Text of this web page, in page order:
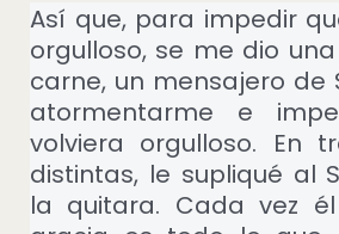
Así que, para impedir
orgulloso, se me dio
carne, un mensajero de
atormentarme e
volviera orgulloso. En
distintas, le supliqué al
la quitara. Cada vez